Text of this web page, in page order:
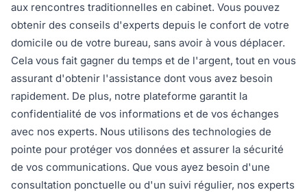
aux rencontres traditionnelles en cabinet. Vous pouvez
obtenir des conseils d'experts depuis le confort de votre
domicile ou de votre bureau, sans avoir à vous déplacer.
Cela vous fait gagner du temps et de l'argent, tout en vous
assurant d'obtenir l'assistance dont vous avez besoin
rapidement. De plus, notre plateforme garantit la
confidentialité de vos informations et de vos échanges
avec nos experts. Nous utilisons des technologies de
pointe pour protéger vos données et assurer la sécurité
de vos communications. Que vous ayez besoin d'une
consultation ponctuelle ou d'un suivi régulier, nos experts